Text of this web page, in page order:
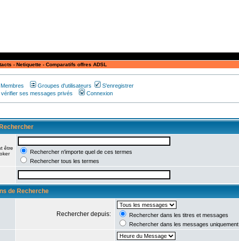
- Netiquette- Comparatifs offres ADSL
Groupes d'utilisateurs
S'enregistrer
ses messages privés Connexion
Rechercher
être
Rechercher n'importe quel de ces termes
Rechercher tous les termes
de Recherche
Rechercher depuis:
Rechercher dans les titres et messages
Rechercher dans les messages uniquement